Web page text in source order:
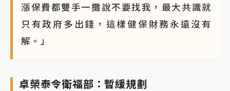
漲保費都雙手一攤說不要找我，最大共識就
只有政府多出錢，這樣健保財務永遠沒有
解。」
卓榮泰令衛福部：暫緩規劃